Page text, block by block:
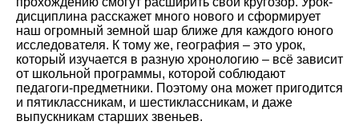
дисциплина расскажет много нового и сформирует
наш огромный земной шар ближе для каждого юного
исследователя. К тому же, география – это урок,
который изучается в разную хронологию – всё зависит
от школьной программы, которой соблюдают
педагоги-предметники. Поэтому она может пригодится
и пятиклассникам, и шестиклассникам, и даже
выпускникам старших звеньев.